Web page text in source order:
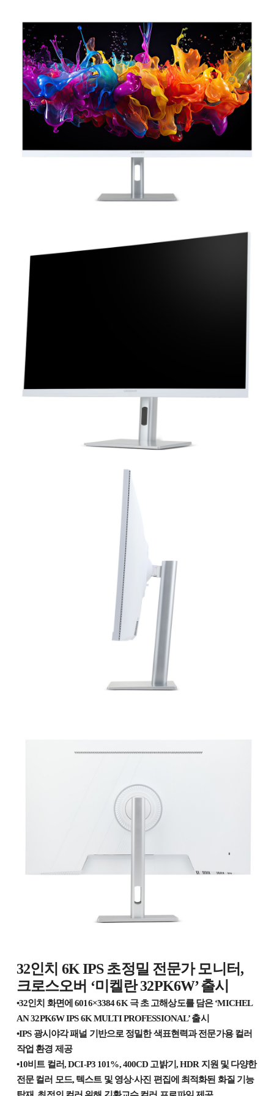
32인치 6K IPS 초정밀 전문가 모니터,
크로스오버 ‘미켈란 32PK6W’ 출시
•32인치 화면에 6016×3384 6K 극 초 고해상도를 담은 ‘MICHEL
AN 32PK6W IPS 6K MULTI PROFESSIONAL’ 출시
•IPS 광시야각 패널 기반으로 정밀한 색표현력과 전문가용 컬러
작업 환경 제공
•10비트 컬러, DCI-P3 101%, 400CD 고밝기, HDR 지원 및 다양한
전문 컬러 모드, 텍스트 및 영상·사진 편집에 최적화된 화질 기능